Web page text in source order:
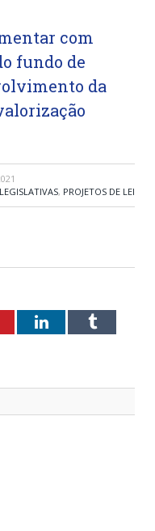
com
fundo de
da
, PROJETOS DE LEI
LinkedInTumblr